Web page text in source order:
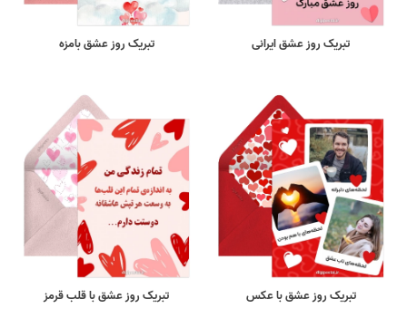
تبریک روز عشق ایرانی تبریک روز عشق بامزه
تبریک روز عشق با عکس تبریک روز عشق با قلب قرمز